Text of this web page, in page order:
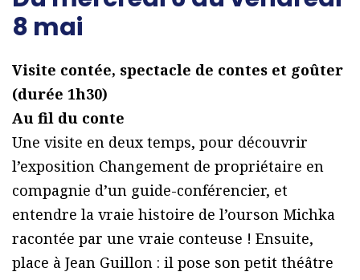
8 mai
Visite contée, spectacle de contes et goûter
(durée 1h30)
Au fil du conte
Une visite en deux temps, pour découvrir
l’exposition Changement de propriétaire en
compagnie d’un guide-conférencier, et
entendre la vraie histoire de l’ourson Michka
racontée par une vraie conteuse ! Ensuite,
place à Jean Guillon : il pose son petit théâtre